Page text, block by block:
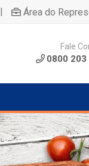
| Área do
Fale
0800 203